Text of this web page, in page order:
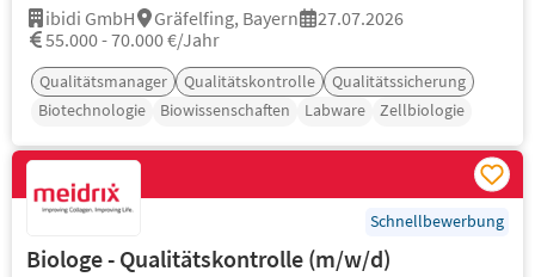
ibidi GmbH Gräfelfing, Bayern
27.07.2026
55.000 - 70.000 €/Jahr
Qualitätsmanager Qualitätskontrolle
Qualitätssicherung
Biotechnologie
Biowissenschaften Labware Zellbiologie
Schnellbewerbung
Biologe - Qualitätskontrolle (m/w/d)